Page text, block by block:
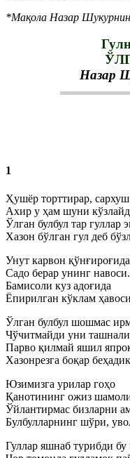
*Мақола Назар
Назар
1
Ҳушёр торттирар, сархуш
Ахир у ҳам шуни
Ўлган булбул тар гуллар
Хазон бўлган гул деб
Унут карвон
Садо берар унинг навоси.
Бамисоли куз адоғида
Ёпирилган кўклам
Ўлган булбул шошмас
Чўчитмайди уни
Парво қилмай яшил
Хазонрезга боқар
Юзимизга урилар гоҳо
Қанотининг ожиз
Ўйлантирмас бизларни
Булбулларнинг шўри,
Гуллар яшнаб турибди